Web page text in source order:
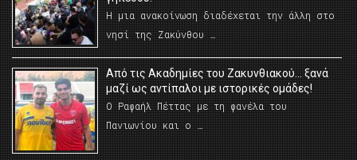
Η μια ανακοίνωση διαδέχεται την άλλη στο
νησί της Ζακύνθου …
Από τις Ακαδημίες του Ζακυνθιακού… ξανά
μαζί ως αντίπαλοι με ιστορικές ομάδες!
Ο Ραφαήλ Πέττας με τη φανέλα του
Πανιωνίου και ο …